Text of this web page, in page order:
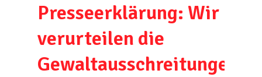
Presseerklärung: Wir
verurteilen die
Gewaltausschreitungen